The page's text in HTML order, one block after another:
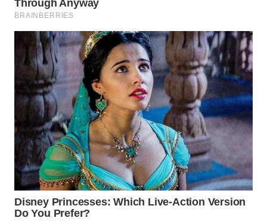
WN
SURABAYA
WN
NATUNA
WN
BINTAN
WN
MANDALIKA
WN
LIKUPANG